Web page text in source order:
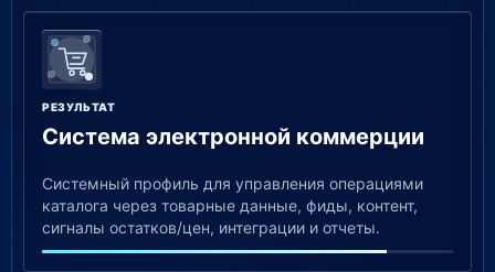
РЕЗУЛЬТАТ
Система электронной коммерции
Системный профиль для управления операциями
каталога через товарные данные, фиды, контент,
сигналы остатков/цен, интеграции и отчеты.